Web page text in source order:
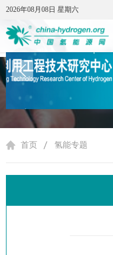
2026年08月08日 星期六
2026年08月08日 星期六
首页 氢能专题